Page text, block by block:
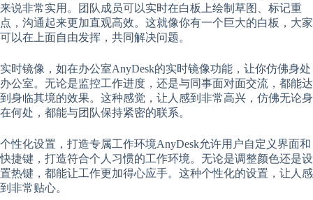
来说非常实用。团队成员可以实时在白板上绘制草图、标记重
点，沟通起来更加直观高效。这就像你有一个巨大的白板，大家
可以在上面自由发挥，共同解决问题。
实时镜像，如在办公室AnyDesk的实时镜像功能，让你仿佛身处
办公室。无论是监控工作进度，还是与同事面对面交流，都能达
到身临其境的效果。这种感觉，让人感到非常高兴，仿佛无论身
在何处，都能与团队保持紧密的联系。
个性化设置，打造专属工作环境AnyDesk允许用户自定义界面和
快捷键，打造符合个人习惯的工作环境。无论是调整颜色还是设
置热键，都能让工作更加得心应手。这种个性化的设置，让人感
到非常贴心。